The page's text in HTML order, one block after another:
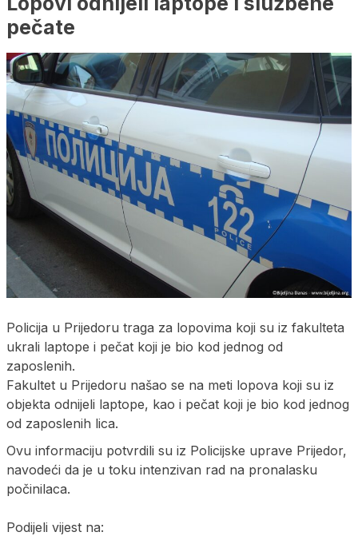
pečate
Policija u Prijedoru traga za lopovima koji su iz fakulteta
ukrali laptope i pečat koji je bio kod jednog od
zaposlenih.
Fakultet u Prijedoru našao se na meti lopova koji su iz
objekta odnijeli laptope, kao i pečat koji je bio kod jednog
od zaposlenih lica.
Ovu informaciju potvrdili su iz Policijske uprave Prijedor,
navodeći da je u toku intenzivan rad na pronalasku
počinilaca.
Podijeli vijest na: